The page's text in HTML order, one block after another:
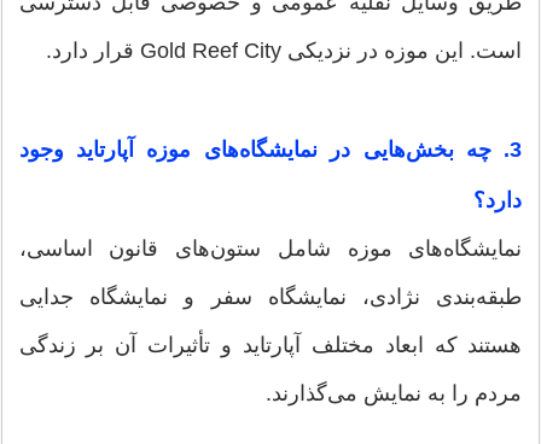
است. این موزه در نزدیکی Gold Reef City قرار دارد.
3. چه بخش‌هایی در نمایشگاه‌های موزه آپارتاید وجود
دارد؟
نمایشگاه‌های موزه شامل ستون‌های قانون اساسی،
طبقه‌بندی نژادی، نمایشگاه سفر و نمایشگاه جدایی
هستند که ابعاد مختلف آپارتاید و تأثیرات آن بر زندگی
مردم را به نمایش می‌گذارند.